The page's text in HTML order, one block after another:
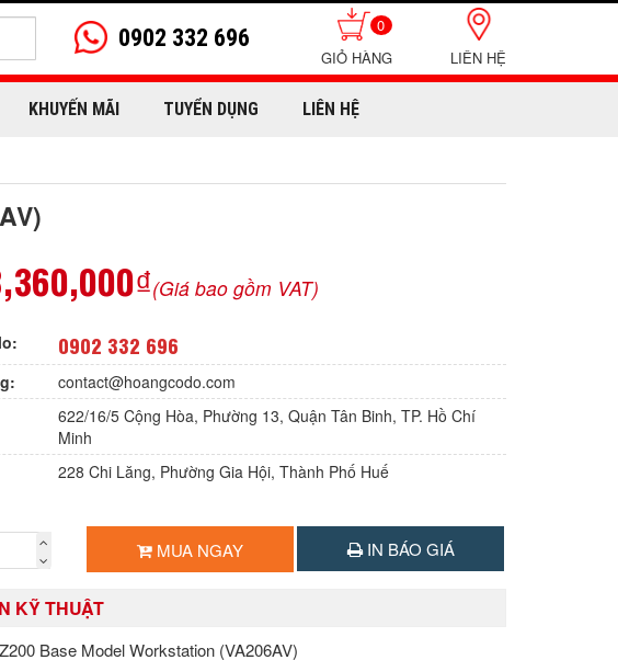
0
0902 332 696
LIÊN HỆ
KHUYẾN MÃI TUYỂN DỤNG LIÊN HỆ
(Giá bao gồm VAT)
0902 332 696
contact@hoangcodo.com
622/16/5 Cộng Hòa, Phường 13, Quận Tân Binh, TP. Hồ Chí
Minh
228 Chi Lăng, Phường Gia Hội, Thành Phố Huế
MUA NGAY IN BÁO GIÁ
KỸ THUẬT
Base Model Workstation (VA206AV)